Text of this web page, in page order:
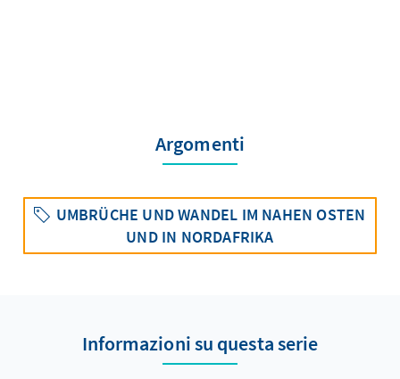
Argomenti
UMBRÜCHE UND WANDEL IM NAHEN OSTEN
UND IN NORDAFRIKA
Informazioni su questa serie